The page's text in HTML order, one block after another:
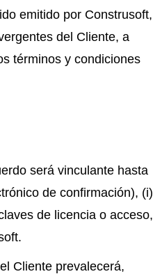
emitido por Construsoft,
del Cliente, a
términos y condiciones
será vinculante hasta
de confirmación), (i)
de licencia o acceso,
Cliente prevalecerá,